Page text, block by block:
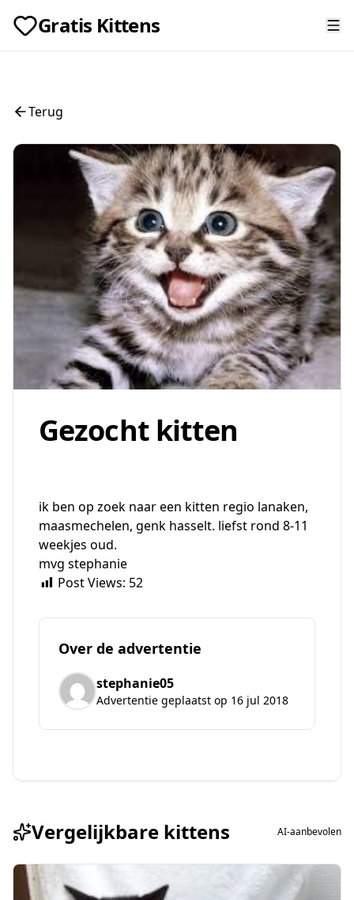
Gratis Kittens
Terug
Gezocht kitten
ik ben op zoek naar een kitten regio lanaken,
maasmechelen, genk hasselt. liefst rond 8-11
weekjes oud.
mvg stephanie
Post Views: 52
Over de advertentie
stephanie05
Advertentie geplaatst op 16 jul 2018
Vergelijkbare kittens AI-aanbevolen